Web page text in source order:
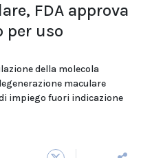
FDA approva
per uso
della molecola
maculare
impiego fuori indicazione